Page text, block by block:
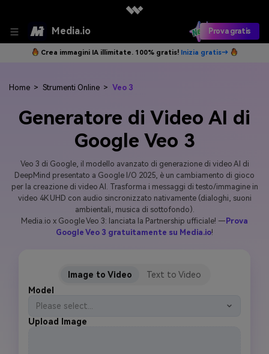
Media.io Prova gratis
Crea immagini IA illimitate. 100% gratis! Inizia gratis→
Home > Strumenti Online > Veo 3
Generatore di Video AI di
Google Veo 3
Veo 3 di Google, il modello avanzato di generazione di video AI di
DeepMind presentato a Google I/O 2025, è un cambiamento di gioco
per la creazione di video AI. Trasforma i messaggi di testo/immagine in
video 4K UHD con audio sincronizzato nativamente (dialoghi, suoni
ambientali, musica di sottofondo).
Media.io x Google Veo 3: lanciata la Partnership ufficiale! — Prova
Google Veo 3 gratuitamente su Media.io!
Image to Video
Text to Video
Model
Please select...
Upload Image